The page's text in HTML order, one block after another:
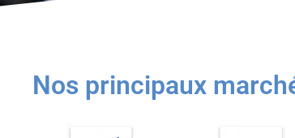
Nos principaux